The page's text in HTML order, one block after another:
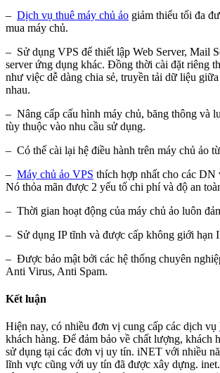
– Dịch vụ thuê máy chủ ảo giảm thiểu tối đa
mua máy chủ.
– Sử dụng VPS để thiết lập Web Server, Mail
server ứng dụng khác. Đồng thời cài đặt riêng
như việc dễ dàng chia sẻ, truyền tải dữ liệu
nhau.
– Nâng cấp cấu hình máy chủ, băng thông và
tùy thuộc vào nhu cầu sử dụng.
– Có thể cài lại hệ điều hành trên máy chủ ảo
– Máy chủ ảo VPS thích hợp nhất cho các DN
Nó thỏa mãn được 2 yếu tố chi phí và độ an
– Thời gian hoạt động của máy chủ ảo luôn
– Sử dụng IP tĩnh và được cấp không giới hạn
– Được bảo mật bởi các hệ thống chuyên
Anti Virus, Anti Spam.
Kết luận
Hiện nay, có nhiều đơn vị cung cấp các dịch vụ
khách hàng. Để đảm bảo về chất lượng, khách
sử dụng tại các đơn vị uy tín. iNET với nhiều
lĩnh vực cũng với uy tín đã được xây dựng.